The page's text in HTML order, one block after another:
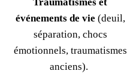
événements de vie (deuil,
séparation, chocs
émotionnels, traumatismes
anciens).